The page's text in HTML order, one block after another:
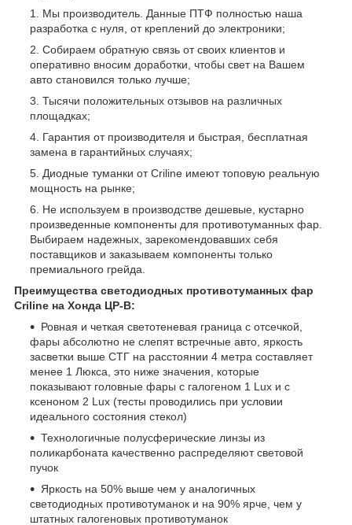
Мы производитель. Данные ПТФ полностью наша
разработка с нуля, от креплений до электроники;
Собираем обратную связь от своих клиентов и
оперативно вносим доработки, чтобы свет на Вашем
авто становился только лучше;
Тысячи положительных отзывов на различных
площадках;
Гарантия от производителя и быстрая, бесплатная
замена в гарантийных случаях;
Диодные туманки от Criline имеют топовую реальную
мощность на рынке;
Не используем в производстве дешевые, кустарно
произведенные компоненты для противотуманных фар.
Выбираем надежных, зарекомендовавших себя
поставщиков и заказываем компоненты только
премиального грейда.
Преимущества светодиодных противотуманных фар
Criline на Хонда ЦР-В:
Ровная и четкая светотеневая граница с отсечкой,
фары абсолютно не слепят встречные авто, яркость
засветки выше СТГ на расстоянии 4 метра составляет
менее 1 Люкса, это ниже значения, которые
показывают головные фары с галогеном 1 Lux и с
ксеноном 2 Lux (тесты проводились при условии
идеального состояния стекол)
Технологичные полусферические линзы из
поликарбоната качественно распределяют световой
пучок
Яркость на 50% выше чем у аналогичных
светодиодных противотуманок и на 90% ярче, чем у
штатных галогеновых противотуманок